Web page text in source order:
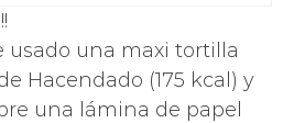
usado una maxi tortilla
Hacendado (175 kcal) y
una lámina de papel